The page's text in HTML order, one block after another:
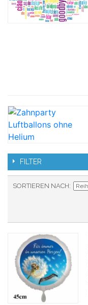
FILTER
SORTIEREN NACH